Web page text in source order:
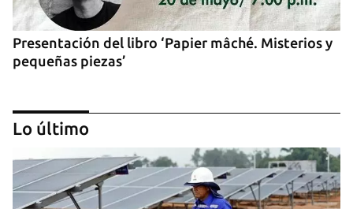
Presentación del libro ‘Papier mâché. Misterios y
pequeñas piezas’
Lo último